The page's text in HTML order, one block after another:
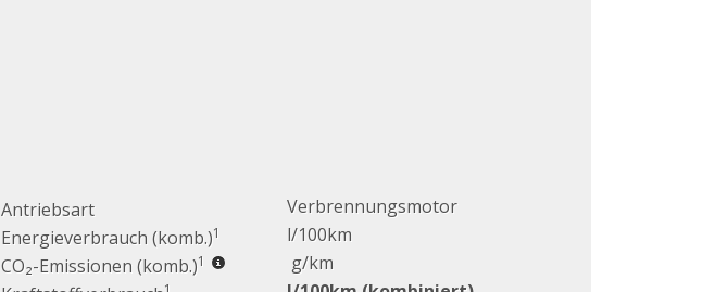
Antriebsart
Verbrennungsmotor
Energieverbrauch (komb.)1
l/100km
CO₂-Emissionen (komb.)1
g/km